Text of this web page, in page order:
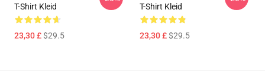
T-Shirt Kleid
23,30 £$29.5
T-Shirt Kleid
23,30 £$29.5